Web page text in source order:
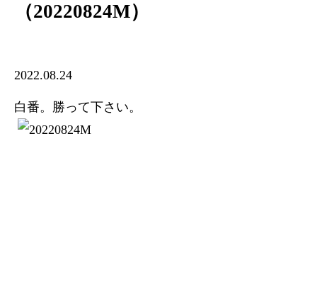
（20220824M）
2022.08.24
白番。勝って下さい。